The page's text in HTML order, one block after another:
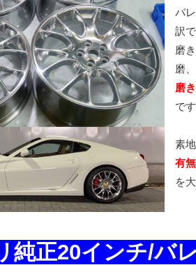
バ
訳
磨
磨
磨
で
素
有
を
純正20インチ/バ